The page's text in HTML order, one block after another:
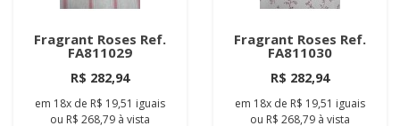
Fragrant Roses Ref.
FA811029
R$ 282,94
em 18x de R$ 19,51 iguais
ou R$ 268,79 à vista
Fragrant Roses Ref.
FA811030
R$ 282,94
em 18x de R$ 19,51 iguais
ou R$ 268,79 à vista